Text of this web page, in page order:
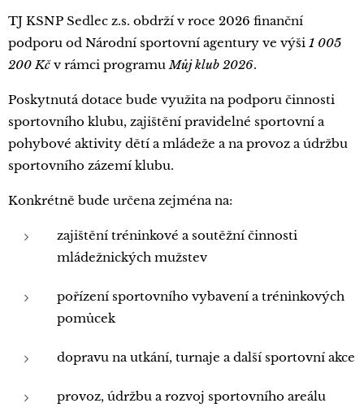
TJ KSNP Sedlec z.s. obdrží v roce 2026 finanční
podporu od Národní sportovní agentury ve výši 1 005
200 Kčv rámci programuMůj klub 2026.
Poskytnutá dotace bude využita na podporu činnosti
sportovního klubu, zajištění pravidelné sportovní a
pohybové aktivity dětí a mládeže a na provoz a údržbu
sportovního zázemí klubu.
Konkrétně bude určena zejména na:
zajištění tréninkové a soutěžní činnosti
mládežnických mužstev
pořízení sportovního vybavení a tréninkových
pomůcek
dopravu na utkání, turnaje a další sportovní akce
provoz, údržbu a rozvoj sportovního areálu